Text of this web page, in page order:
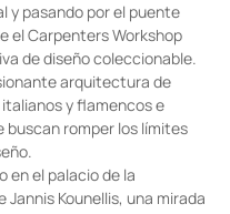
y pasando por el puente
el Carpenters Workshop
de diseño coleccionable.
arquitectura de
italianos y flamencos e
romper los límites
en el palacio de la
Jannis Kounellis, una mirada